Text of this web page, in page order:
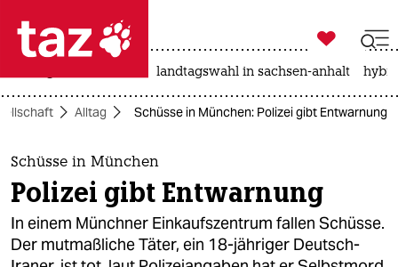
 taz zahl ich
taz zahl ich
themen
politik
öko

taz zahl ich
landtagswahl in sachsen-anhalt
Alltag Schüsse in München: Polizei gibt Entwarnung
Schüsse in München
Polizei gibt Entwarnung
In einem Münchner Einkaufszentrum fallen Schüsse.
Der mutmaßliche Täter, ein 18-jähriger Deutsch-